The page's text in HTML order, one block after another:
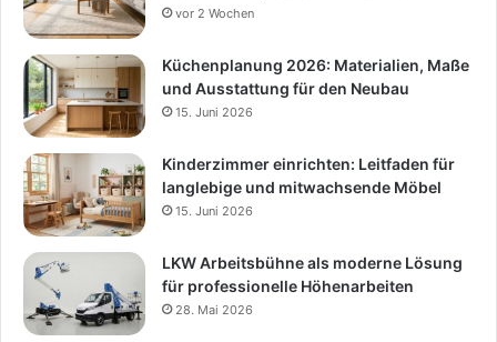
vor 2 Wochen
Küchenplanung 2026: Materialien, Maße
und Ausstattung für den Neubau
15. Juni 2026
Kinderzimmer einrichten: Leitfaden für
langlebige und mitwachsende Möbel
15. Juni 2026
LKW Arbeitsbühne als moderne Lösung
für professionelle Höhenarbeiten
28. Mai 2026